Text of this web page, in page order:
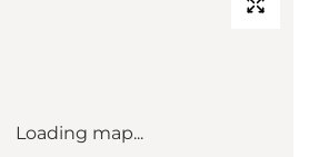
Loading map...